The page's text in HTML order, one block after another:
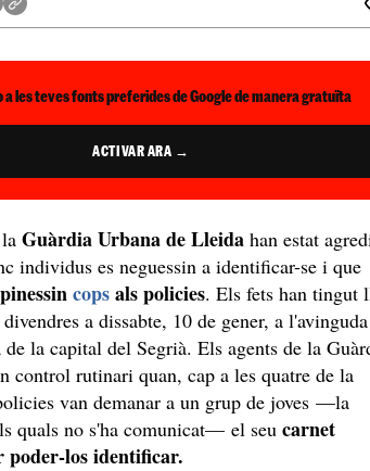
a les teves fonts preferides de Google de manera gratuïta
ACTIVAR ARA →
Guàrdia Urbana de Lleida han estat
individus es neguessin a identificar-se i que
copsals policies. Els fets han tingut
a dissabte, 10 de gener, a l'avinguda
la capital del Segrià. Els agents de la
control rutinari quan, cap a les quatre de la
van demanar a un grup de joves —la
quals no s'ha comunicat— el seucarnet
los identificar.